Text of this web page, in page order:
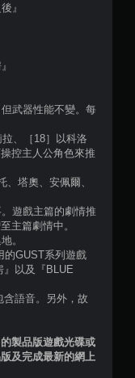
』
武器性能不變。每
拉、［18］以科洛
控主人公角色來推
、塔奧、安佩爾、
遊戲主篇的劇情推
主篇劇情中。
。
的GUST系列遊戲
』以及『BLUE
語音。另外，故
製品版遊戲光碟或
及完成最新的網上